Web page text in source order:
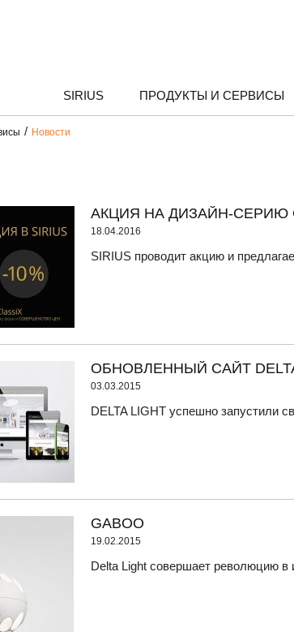
SIRIUS ПРОДУКТЫ И СЕРВИСЫ
Новости
АКЦИЯ НА ДИЗАЙН-СЕРИЮ
18.04.2016
SIRIUS проводит акцию и
ОБНОВЛЕННЫЙ САЙТ
03.03.2015
DELTA LIGHT успешно запустили
GABOO
19.02.2015
Delta Light совершает революцию в